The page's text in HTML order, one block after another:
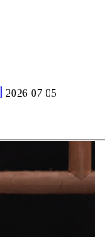
2026-07-05